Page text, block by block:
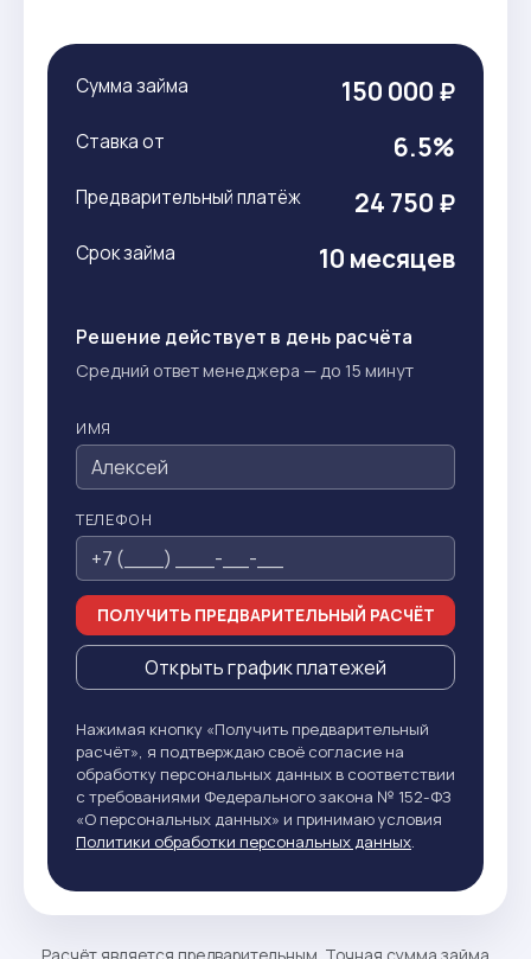
Сумма займа 150 000 ₽
Ставка от 6.5%
Предварительный платёж 24 750 ₽
Срок займа 10 месяцев
Решение действует в день расчёта
Средний ответ менеджера — до 15 минут
ИМЯ
ТЕЛЕФОН
ПОЛУЧИТЬ ПРЕДВАРИТЕЛЬНЫЙ РАСЧЁТ
Открыть график платежей
Нажимая кнопку «Получить предварительный
расчёт», я подтверждаю своё согласие на
обработку персональных данных в соответствии
с требованиями Федерального закона № 152-ФЗ
«О персональных данных» и принимаю условия
Политики обработки персональных данных.